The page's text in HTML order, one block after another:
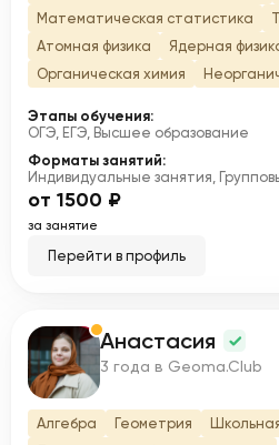
Математическая статистика
Атомная физика
Ядерная
Органическая химия
Этапы обучения:
ОГЭ, ЕГЭ, Высшее образование
Форматы занятий:
Индивидуальные занятия,
от 1500 ₽
за занятие
Перейти в профиль
А Анастасия
3 года в Geoma.Club
Алгебра Геометрия